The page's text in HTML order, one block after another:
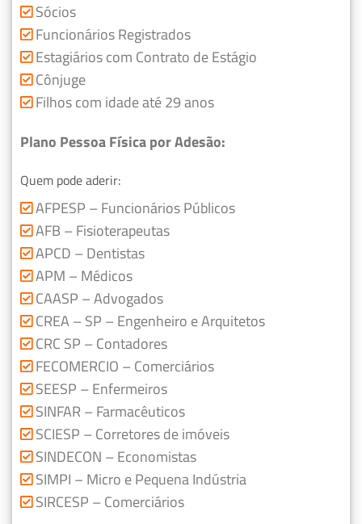
Sócios
Funcionários Registrados
Estagiários com Contrato de Estágio
Cônjuge
Filhos com idade até 29 anos
Plano Pessoa Física por Adesão:
Quem pode aderir:
AFPESP – Funcionários Públicos
AFB – Fisioterapeutas
APCD – Dentistas
APM – Médicos
CAASP – Advogados
CREA – SP – Engenheiro e Arquitetos
CRC SP – Contadores
FECOMERCIO – Comerciários
SEESP – Enfermeiros
SINFAR – Farmacêuticos
SCIESP – Corretores de imóveis
SINDECON – Economistas
SIMPI – Micro e Pequena Indústria
SIRCESP – Comerciários